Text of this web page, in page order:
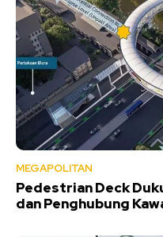
MEGAPOLITAN
Pedestrian Deck
dan Penghubung